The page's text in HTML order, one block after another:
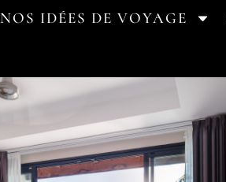
NOS IDÉES DE VOYAGE